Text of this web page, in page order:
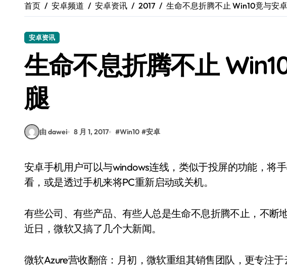
OPPO Find X9震撼来袭！抢先揭秘，速来围观新机亮点！
荣耀ROBOT PHONE，一触即达，24小时智享资讯不间断
首页 安卓频道 安卓资讯 2017 生命不息折腾不止 Win10竟与安
安卓资讯
生命不息折腾不止
腿
由 dawei 8 月 1, 2017 #Win10 #安卓
安卓手机用户可以与windows连线，类似于投屏的功能，将手机上看到一半的网页丢到PC上继续
看，或是透过手机来将PC重新启动或关机。
有些公司、有些产品、有些人总是生命不息折腾不止，不断
近日，微软又搞了几个大新闻。
微软Azure营收翻倍：月初，微软重组其销售团队，更专注